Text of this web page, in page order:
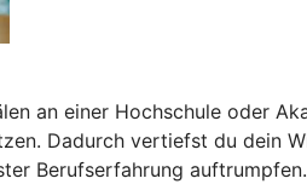
an einer Hochschule oder
Dadurch vertiefst du dein
Berufserfahrung auftrumpfen.